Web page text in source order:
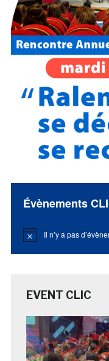
Évènements
Notice Il n’y a pas
EVENT CLIC